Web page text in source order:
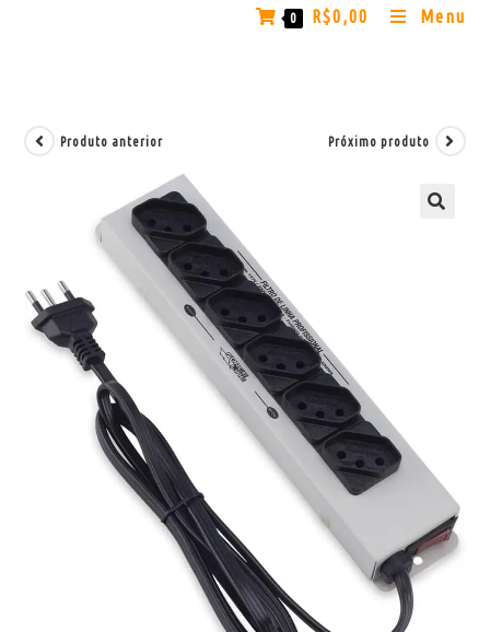
0 R$0,00 Menu
Produto anterior Próximo produto